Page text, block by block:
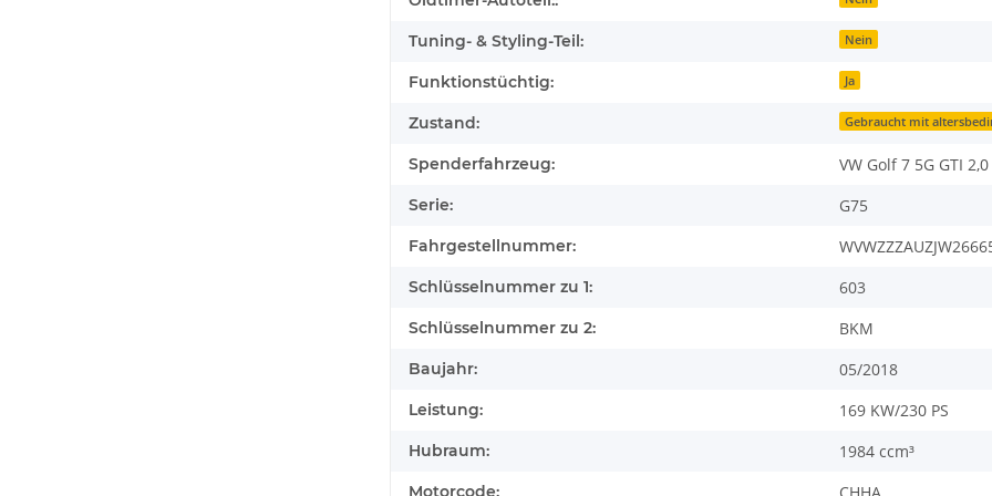
Tuning- & Styling-Teil: Nein
Funktionstüchtig: Ja
Zustand: Gebraucht mit
Spenderfahrzeug: VW Golf 7 5G GTI 2,0
Serie: G75
Fahrgestellnummer:
Schlüsselnummer zu 1: 603
Schlüsselnummer zu 2: BKM
Baujahr: 05/2018
Leistung: 169 KW/230 PS
Hubraum: 1984 ccm³
Motorcode: